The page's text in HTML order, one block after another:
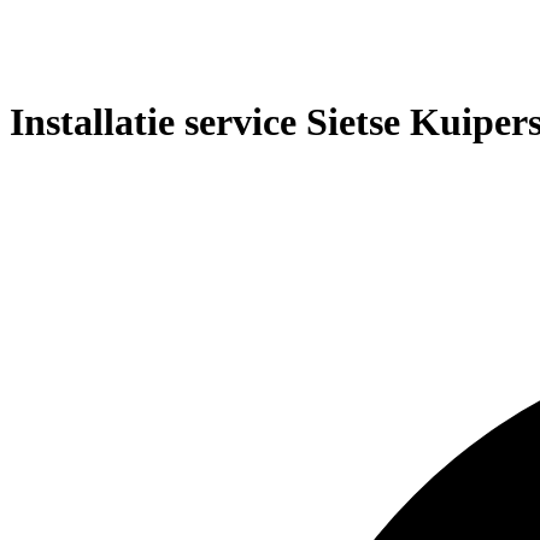
Installatie service Sietse